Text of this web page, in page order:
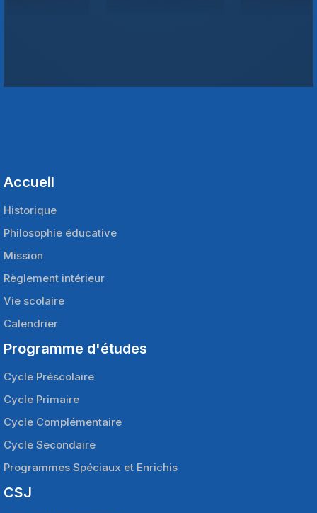
Accueil
Historique
Philosophie éducative
Mission
Règlement intérieur
Vie scolaire
Calendrier
Programme d'études
Cycle Préscolaire
Cycle Primaire
Cycle Complémentaire
Cycle Secondaire
Programmes Spéciaux et Enrichis
CSJ